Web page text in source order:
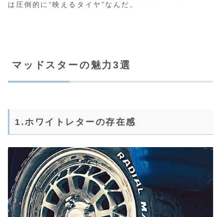
は圧倒的に“映えるタイヤ”なんだ。
マッドスターの魅力3選
1.ホワイトレターの存在感